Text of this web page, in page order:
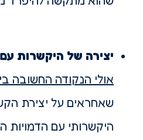
יצירה של היקשרות
אולי הנקודה החשובה
שאחראים על יצירת
היקשרותי עם הדמויות